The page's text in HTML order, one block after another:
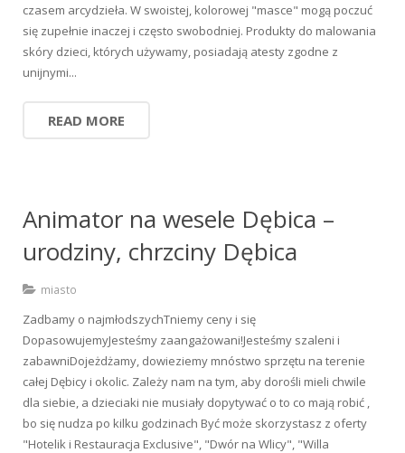
czasem arcydzieła. W swoistej, kolorowej "masce" mogą poczuć
się zupełnie inaczej i często swobodniej. Produkty do malowania
skóry dzieci, których używamy, posiadają atesty zgodne z
unijnymi...
READ MORE
Animator na wesele Dębica –
urodziny, chrzciny Dębica
miasto
Zadbamy o najmłodszychTniemy ceny i się
DopasowujemyJesteśmy zaangażowani!Jesteśmy szaleni i
zabawniDojeżdżamy, dowieziemy mnóstwo sprzętu na terenie
całej Dębicy i okolic. Zależy nam na tym, aby dorośli mieli chwile
dla siebie, a dzieciaki nie musiały dopytywać o to co mają robić ,
bo się nudza po kilku godzinach Być może skorzystasz z oferty
"Hotelik i Restauracja Exclusive", "Dwór na Wlicy", "Willa